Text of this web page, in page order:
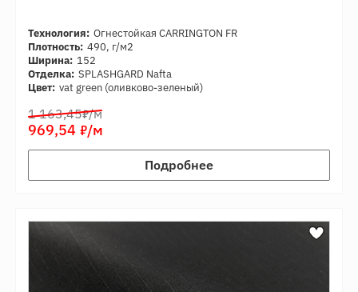
Технология: Огнестойкая CARRINGTON FR
Плотность: 490, г/м2
Ширина: 152
Отделка: SPLASHGARD Nafta
Цвет: vat green (оливково-зеленый)
969,54 7/м
1 163,457/м
Подробнее